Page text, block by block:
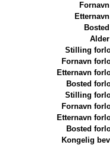
Stilling
Fornavn
Etternavn
Bosted
Stilling
Fornavn
Etternavn
Bosted
Kongelig